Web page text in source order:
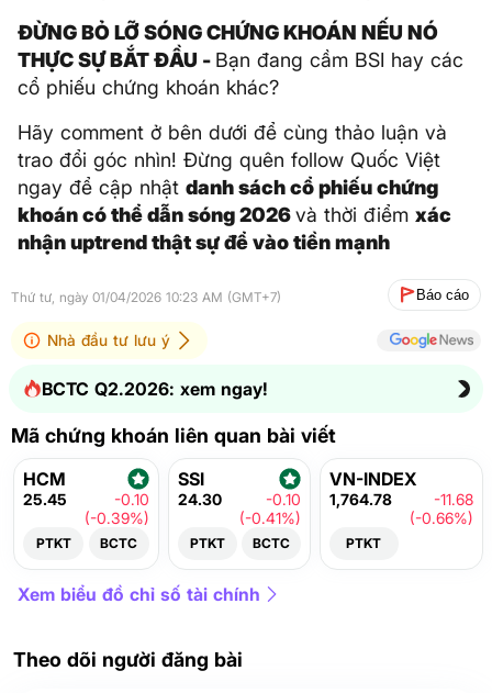
ĐỪNG BỎ LỠ SÓNG CHỨNG KHOÁN NẾU NÓ
THỰC SỰ BẮT ĐẦU - Bạn đang cầm BSI hay các
cổ phiếu chứng khoán khác?
Hãy comment ở bên dưới để cùng thảo luận và
trao đổi góc nhìn! Đừng quên follow Quốc Việt
ngay để cập nhật danh sách cổ phiếu chứng
khoán có thể dẫn sóng 2026và thời điểm xác
nhận uptrend thật sự để vào tiền mạnh
Thứ tư, ngày 01/04/2026 10:23 AM (GMT+7) Báo cáo
Nhà đầu tư lưu ý
BCTC Q2.2026: xem ngay!
Mã chứng khoán liên quan bài viết
HCM
25.45
-0.10
(-0.39%)
PTKT BCTC
SSI
24.30
-0.10
(-0.41%)
PTKT BCTC
VN-INDEX
1,764.78
-11.68
(-0.66%)
PTKT
Xem biểu đồ chỉ số tài chính
Theo dõi người đăng bài